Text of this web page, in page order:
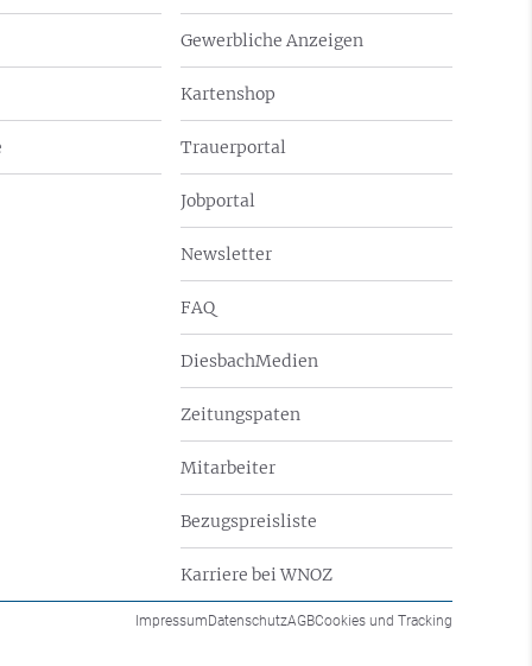
Gewerbliche Anzeigen
Kartenshop
Trauerportal
Jobportal
Newsletter
FAQ
DiesbachMedien
Zeitungspaten
Mitarbeiter
Bezugspreisliste
Karriere bei WNOZ
ImpressumDatenschutzAGBCookies und Tracking